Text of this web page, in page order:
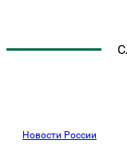
Новости России